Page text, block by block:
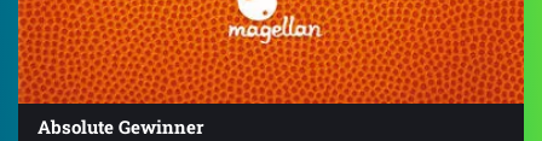
Absolute Gewinner